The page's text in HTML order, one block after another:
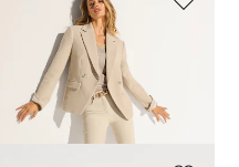
MADELEINE
Jeans mit feinem Fransensaum
109,95 €
+20 Farben